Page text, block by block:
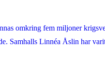
omkring fem miljoner
Samhalls Linnéa Åslin har